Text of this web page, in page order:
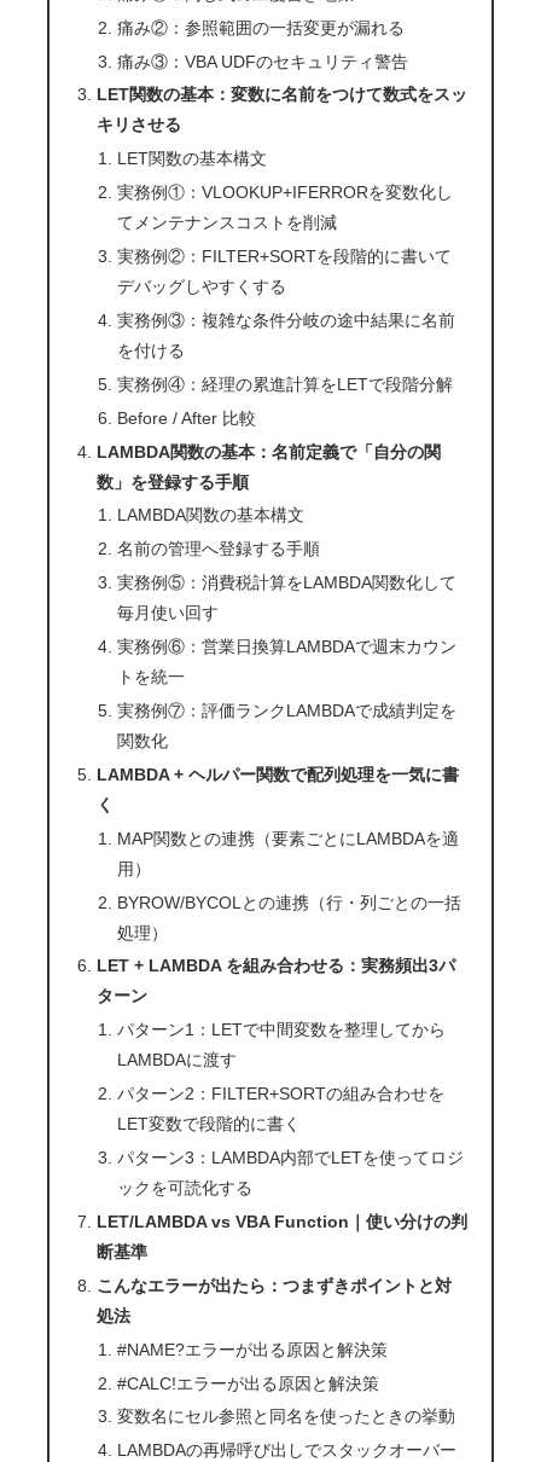
痛み②：参照範囲の一括変更が漏れる
痛み③：VBA UDFのセキュリティ警告
LET関数の基本：変数に名前をつけて数式をスッ
キリさせる
LET関数の基本構文
実務例①：VLOOKUP+IFERRORを変数化し
てメンテナンスコストを削減
実務例②：FILTER+SORTを段階的に書いて
デバッグしやすくする
実務例③：複雑な条件分岐の途中結果に名前
を付ける
実務例④：経理の累進計算をLETで段階分解
Before / After 比較
LAMBDA関数の基本：名前定義で「自分の関
数」を登録する手順
LAMBDA関数の基本構文
名前の管理へ登録する手順
実務例⑤：消費税計算をLAMBDA関数化して
毎月使い回す
実務例⑥：営業日換算LAMBDAで週末カウン
トを統一
実務例⑦：評価ランクLAMBDAで成績判定を
関数化
LAMBDA + ヘルパー関数で配列処理を一気に書
く
MAP関数との連携（要素ごとにLAMBDAを適
用）
BYROW/BYCOLとの連携（行・列ごとの一括
処理）
LET + LAMBDA を組み合わせる：実務頻出3パ
ターン
パターン1：LETで中間変数を整理してから
LAMBDAに渡す
パターン2：FILTER+SORTの組み合わせを
LET変数で段階的に書く
パターン3：LAMBDA内部でLETを使ってロジ
ックを可読化する
LET/LAMBDA vs VBA Function｜使い分けの判
断基準
こんなエラーが出たら：つまずきポイントと対
処法
#NAME?エラーが出る原因と解決策
#CALC!エラーが出る原因と解決策
変数名にセル参照と同名を使ったときの挙動
LAMBDAの再帰呼び出しでスタックオーバー